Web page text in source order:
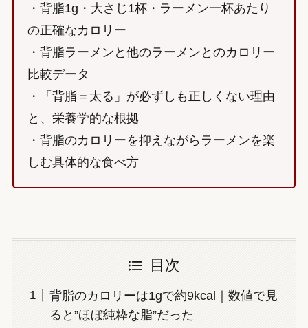
・背脂1g・大さじ1杯・ラーメン一杯あたり
の正確なカロリー
・背脂ラーメンと他のラーメンとのカロリー
比較データ
・「背脂＝太る」が必ずしも正しくない理由
と、栄養学的な根拠
・背脂のカロリーを抑えながらラーメンを楽
しむ具体的な食べ方
目次
背脂のカロリーは1gで約9kcal｜数値で見
ると”ほぼ純粋な脂”だった